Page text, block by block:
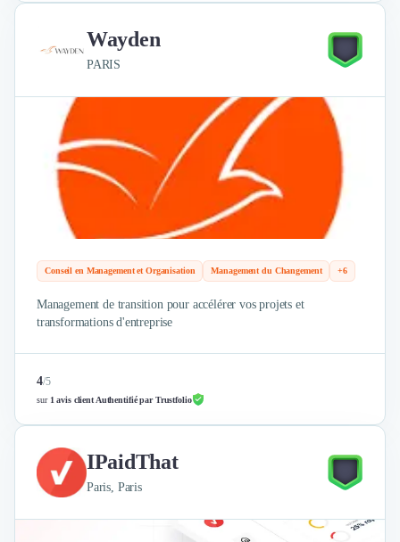
Wayden
PARIS
Conseil en Management et Organisation Management du Changement +6
Management de transition pour accélérer vos projets et
transformations d'entreprise
4/5
sur 1 avis client Authentifié par Trustfolio
IPaidThat
Paris, Paris